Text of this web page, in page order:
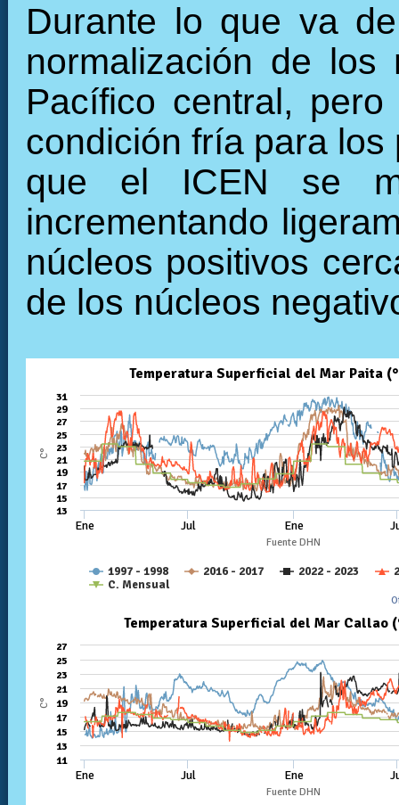
Durante lo que va
normalización de
Pacífico central,
condición fría para
que el ICEN se
incrementando
núcleos positivos
de los núcleos